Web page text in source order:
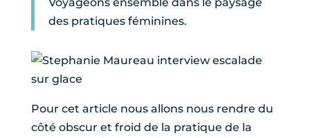
des pratiques féminines.
Pour cet article nous allons nous rendre du
côté obscur et froid de la pratique de la